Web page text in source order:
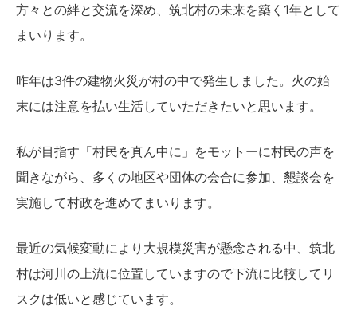
方々との絆と交流を深め、筑北村の未来を築く1年として
まいります。
昨年は3件の建物火災が村の中で発生しました。火の始
末には注意を払い生活していただきたいと思います。
私が目指す「村民を真ん中に」をモットーに村民の声を
聞きながら、多くの地区や団体の会合に参加、懇談会を
実施して村政を進めてまいります。
最近の気候変動により大規模災害が懸念される中、筑北
村は河川の上流に位置していますので下流に比較してリ
スクは低いと感じています。